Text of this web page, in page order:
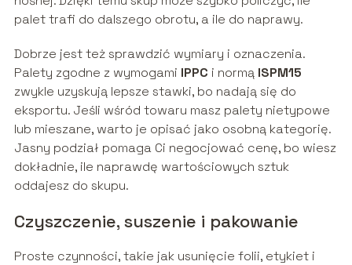
palet trafi do dalszego obrotu, a ile do naprawy.
Dobrze jest też sprawdzić wymiary i oznaczenia.
Palety zgodne z wymogami IPPC i normą ISPM15
zwykle uzyskują lepsze stawki, bo nadają się do
eksportu. Jeśli wśród towaru masz palety nietypowe
lub mieszane, warto je opisać jako osobną kategorię.
Jasny podział pomaga Ci negocjować cenę, bo wiesz
dokładnie, ile naprawdę wartościowych sztuk
oddajesz do skupu.
Czyszczenie, suszenie i pakowanie
Proste czynności, takie jak usunięcie folii, etykiet i